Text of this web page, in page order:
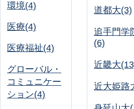
環境(4)
医療(4)
医療福祉(4)
グローバル・
コミュニケー
ション(4)
道都大(3)
追手門学
(6)
近畿大
近大姫路